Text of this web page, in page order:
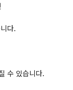
다.
수 있습니다.